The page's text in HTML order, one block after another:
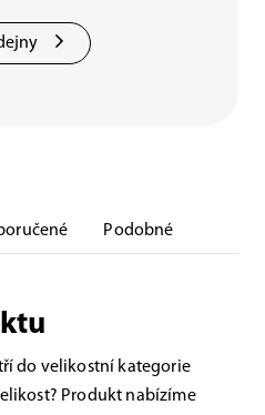
Podobné
do velikostní kategorie
Produkt nabízíme